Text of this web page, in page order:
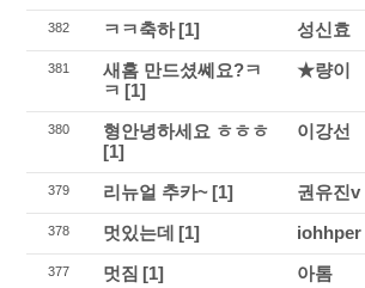
382 ㅋㅋ축하[1] 성신효
381
새홈 만드셨쎼요?ㅋ
ㅋ [1]
★량이
380
형안녕하세요 ㅎㅎㅎ
[1]
이강선
379 리뉴얼 추카~ [1] 권유진v
378 멋있는데 [1] iohhper
377 멋짐 [1] 아톰